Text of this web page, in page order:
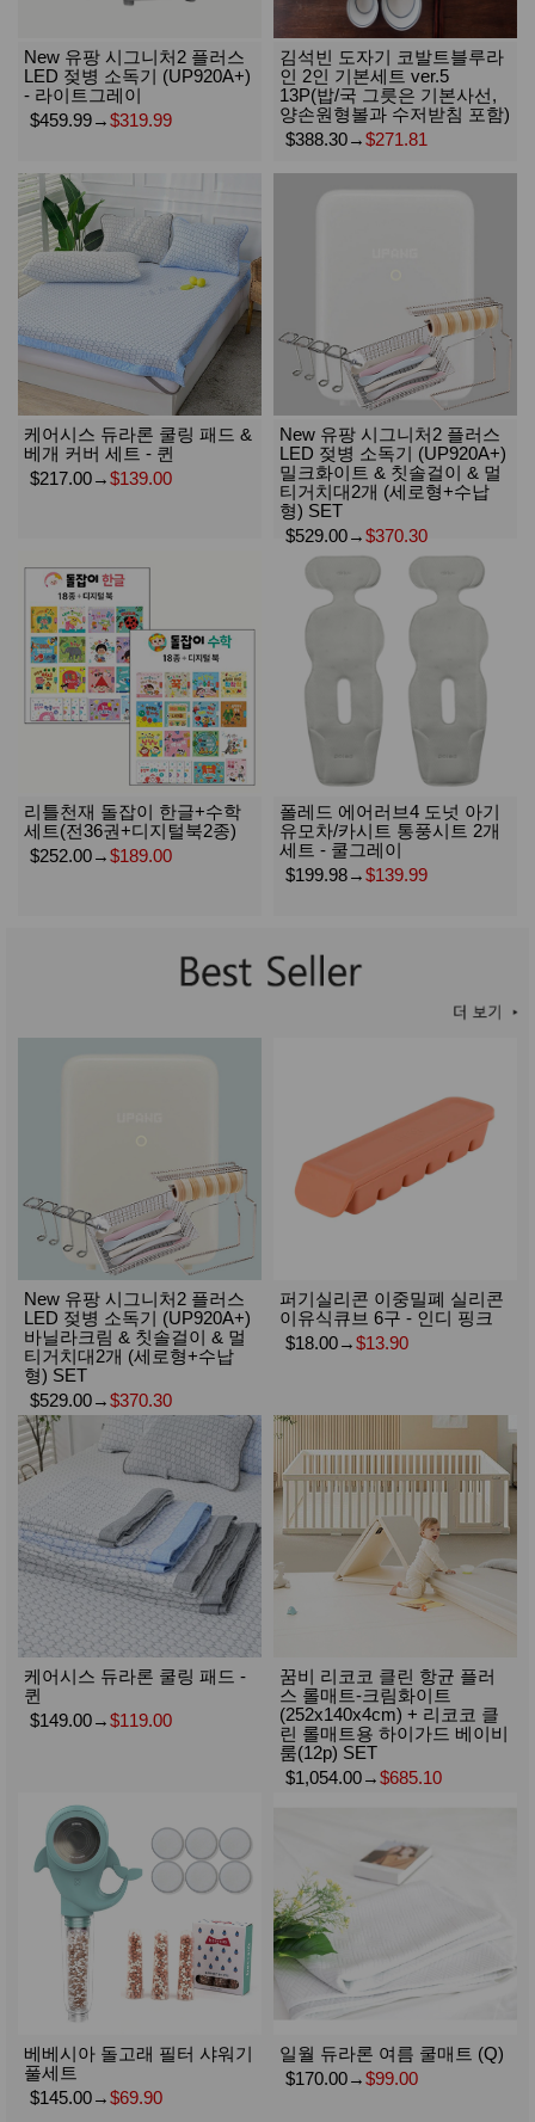
New 유팡 시그니처2 플러스
LED 젖병 소독기 (UP920A+)
- 라이트그레이
$459.99→$319.99
김석빈 도자기 코발트블루라
인 2인 기본세트 ver.5
13P(밥/국 그릇은 기본사선,
양손원형볼과 수저받침 포함)
$388.30→$271.81
케어시스 듀라론 쿨링 패드 &
베개 커버 세트 - 퀸
$217.00→$139.00
New 유팡 시그니처2 플러스
LED 젖병 소독기 (UP920A+)
밀크화이트 & 칫솔걸이 & 멀
티거치대2개 (세로형+수납
형) SET
$529.00→$370.30
리틀천재 돌잡이 한글+수학
세트(전36권+디지털북2종)
$252.00→$189.00
폴레드 에어러브4 도넛 아기
유모차/카시트 통풍시트 2개
세트 - 쿨그레이
$199.98→$139.99
New 유팡 시그니처2 플러스
LED 젖병 소독기 (UP920A+)
바닐라크림 & 칫솔걸이 & 멀
티거치대2개 (세로형+수납
형) SET
$529.00→$370.30
퍼기실리콘 이중밀폐 실리콘
이유식큐브 6구 - 인디 핑크
$18.00→$13.90
케어시스 듀라론 쿨링 패드 -
퀸
$149.00→$119.00
꿈비 리코코 클린 항균 플러
스 롤매트-크림화이트
(252x140x4cm) + 리코코 클
린 롤매트용 하이가드 베이비
룸(12p) SET
$1,054.00→$685.10
베베시아 돌고래 필터 샤워기
풀세트
$145.00→$69.90
일월 듀라론 여름 쿨매트 (Q)
$170.00→$99.00